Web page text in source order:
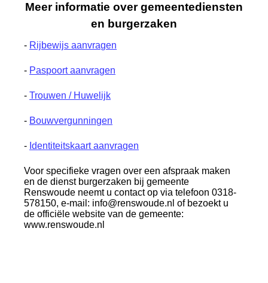
Meer informatie over gemeentediensten
en burgerzaken
- Rijbewijs aanvragen
- Paspoort aanvragen
-Trouwen / Huwelijk
- Bouwvergunningen
- Identiteitskaart aanvragen
Voor specifieke vragen over een afspraak maken
en de dienst burgerzaken bij gemeente
Renswoude neemt u contact op via telefoon 0318-
578150, e-mail: info@renswoude.nl of bezoekt u
de officiële website van de gemeente:
www.renswoude.nl